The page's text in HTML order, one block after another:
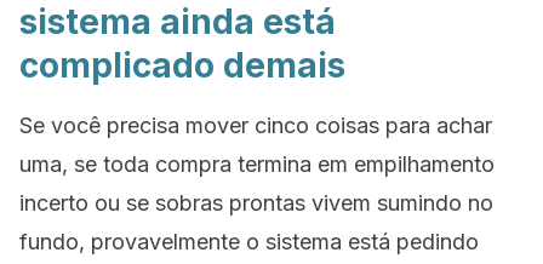
sistema ainda está
complicado demais
Se você precisa mover cinco coisas para achar
uma, se toda compra termina em empilhamento
incerto ou se sobras prontas vivem sumindo no
fundo, provavelmente o sistema está pedindo